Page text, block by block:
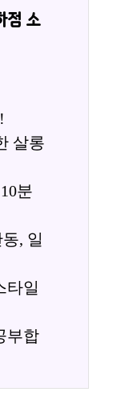
점 소
살롱
분
, 일
타일
부합